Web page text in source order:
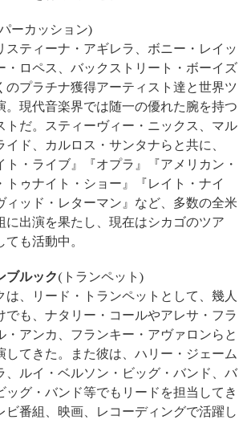
ーカッション)
スティーナ・アギレラ、ボニー・レイッ
・ロペス、バックストリート・ボーイズ
のプラチナ獲得アーティスト達と世界ツ
。現代音楽界では随一の優れた腕を持つ
トだ。スティーヴィー・ニックス、マル
ド、カルロス・サンタナらと共に、
ト・ライブ』『オプラ』『アメリカン・
トゥナイト・ショー』『レイト・ナイ
ィッド・レターマン』など、多数の全米
に出演を果たし、現在はシカゴのツア
も活動中。
ブルック(トランペット)
は、リード・トランペットとして、幾人
でも、ナタリー・コールやアレサ・フラ
・アンカ、フランキー・アヴァロンらと
してきた。また彼は、ハリー・ジェーム
、ルイ・ベルソン・ビッグ・バンド、バ
ッグ・バンド等でもリードを担当してき
ビ番組、映画、レコーディングで活躍し